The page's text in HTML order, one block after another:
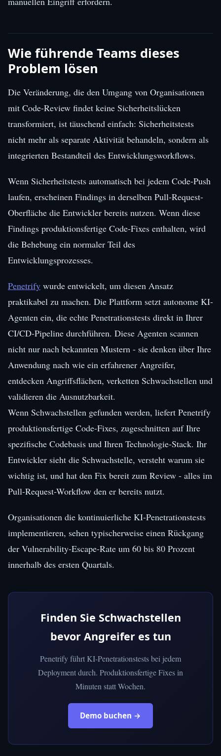
Wie führende Teams dieses
Problem lösen
Die Veränderung, die den Umgang von Organisationen
mit Code-Review findet keine Sicherheitslücken
transformiert, ist täuschend einfach: Sicherheitstests
nicht mehr als separate Aktivität behandeln, sondern als
integrierten Bestandteil des Entwicklungsworkflows.
Wenn Sicherheitstests automatisch bei jedem Code-Push
laufen, erscheinen Findings in derselben Pull-Request-
Oberfläche die Entwickler bereits nutzen. Wenn diese
Findings produktionsfertige Code-Fixes enthalten, wird
die Behebung ein normaler Teil des
Entwicklungsprozesses.
Penetrify wurde entwickelt, um diesen Ansatz
praktikabel zu machen. Die Plattform setzt autonome KI-
Agenten ein, die echte Penetrationstests direkt in Ihrer
CI/CD-Pipeline durchführen. Diese Agenten scannen
nicht nur nach bekannten Mustern - sie denken über Ihre
Anwendung nach wie ein erfahrener Angreifer,
entdecken Angriffsflächen, verketten Schwachstellen und
validieren die Ausnutzbarkeit.
Wenn Schwachstellen gefunden werden, liefert Penetrify
produktionsfertige Code-Fixes, zugeschnitten auf Ihre
spezifische Codebasis und Ihren Technologie-Stack. Ihr
Entwickler sieht die Schwachstelle, versteht warum sie
wichtig ist, und hat den Fix bereit zum Review - alles im
Pull-Request-Workflow den er bereits nutzt.
Organisationen die kontinuierliche KI-Penetrationstests
implementieren, sehen typischerweise einen Rückgang
der Vulnerability-Escape-Rate um 60 bis 80 Prozent
innerhalb des ersten Quartals.
Finden Sie Schwachstellen
bevor Angreifer es tun
Penetrify führt KI-Penetrationstests bei jedem
Deployment durch. Produktionsfertige Fixes in
Minuten statt Wochen.
Demo buchen →